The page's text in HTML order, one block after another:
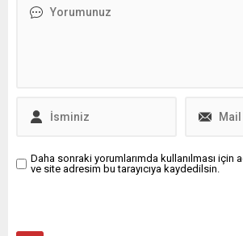
16.00 ...
Daha sonraki yorumlarımda kullanılması için
ve site adresim bu tarayıcıya kaydedilsin.